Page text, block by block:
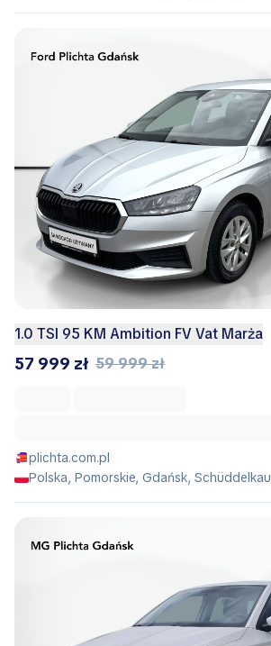
1.0 TSI 95 KM Ambition FV Vat Marża
57 999 zł 59 999 zł
plichta.com.pl
Polska, Pomorskie, Gdańsk, Schüddelkau